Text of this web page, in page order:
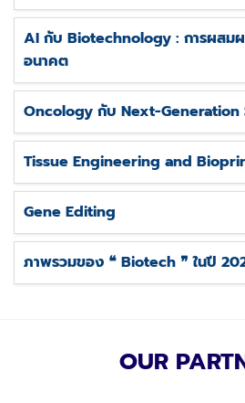
AI กับ Biotechnology : การผสมผ
อนาคต
Oncology กับ Next-Generation
Tissue Engineering and
Gene Editing
ภาพรวมของ ❝ Biotech ❞ ในปี
OUR